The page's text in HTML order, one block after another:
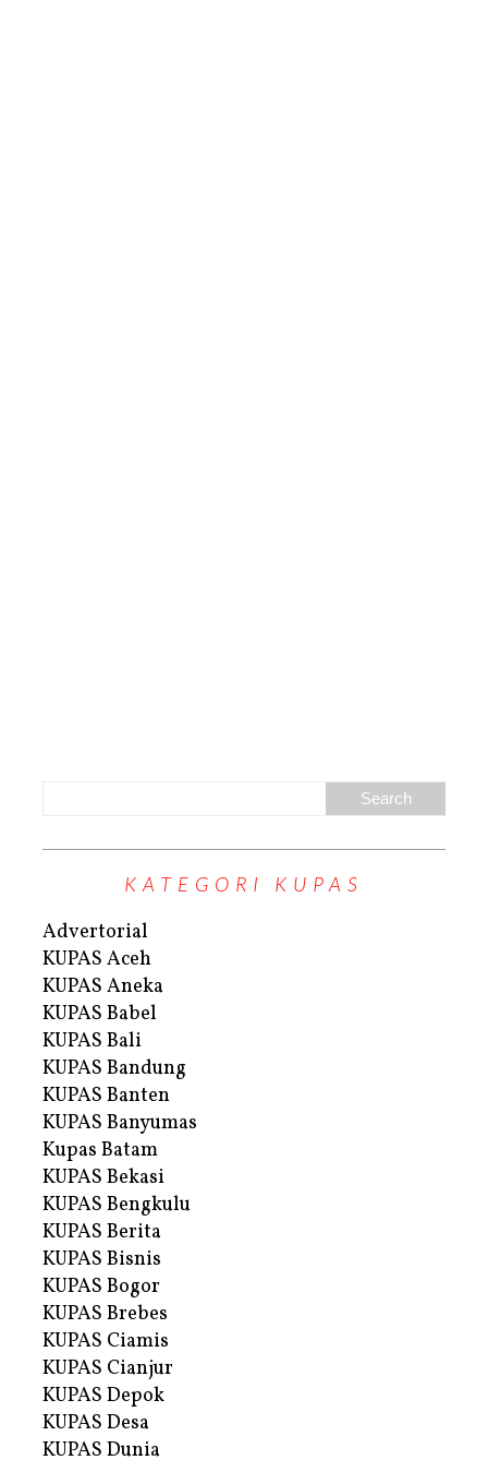
KATEGORI KUPAS
Advertorial
KUPAS Aceh
KUPAS Aneka
KUPAS Babel
KUPAS Bali
KUPAS Bandung
KUPAS Banten
KUPAS Banyumas
Kupas Batam
KUPAS Bekasi
KUPAS Bengkulu
KUPAS Berita
KUPAS Bisnis
KUPAS Bogor
KUPAS Brebes
KUPAS Ciamis
KUPAS Cianjur
KUPAS Depok
KUPAS Desa
KUPAS Dunia